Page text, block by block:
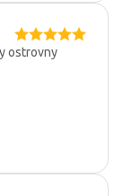
ostrovny